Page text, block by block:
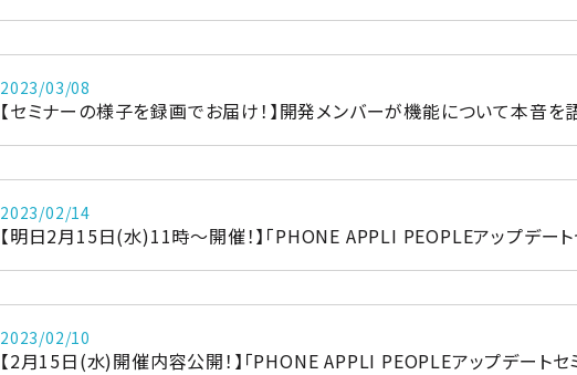
2023/03/08
【セミナーの様子を録画でお届け！】開発メンバーが機能について本音を
2023/02/14
【明日2月15日(水)11時～開催！】「PHONE APPLI PEOPLEアップデー
2023/02/10
【2月15日(水)開催内容公開！】「PHONE APPLI PEOPLEアップデートセ